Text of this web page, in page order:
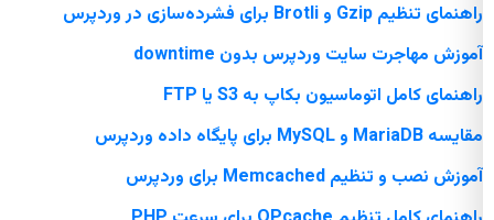
راهنمای تنظیم Gzip و Brotli برای فشرده‌سازی در وردپرس
آموزش مهاجرت سایت وردپرس بدون downtime
راهنمای کامل اتوماسیون بکاپ به S3 یا FTP
مقایسه MariaDB و MySQL برای پایگاه داده وردپرس
آموزش نصب و تنظیم Memcached برای وردپرس